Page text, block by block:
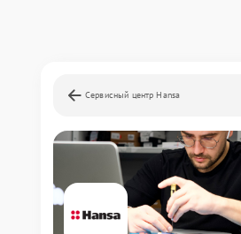
Сервисный центр Hansa